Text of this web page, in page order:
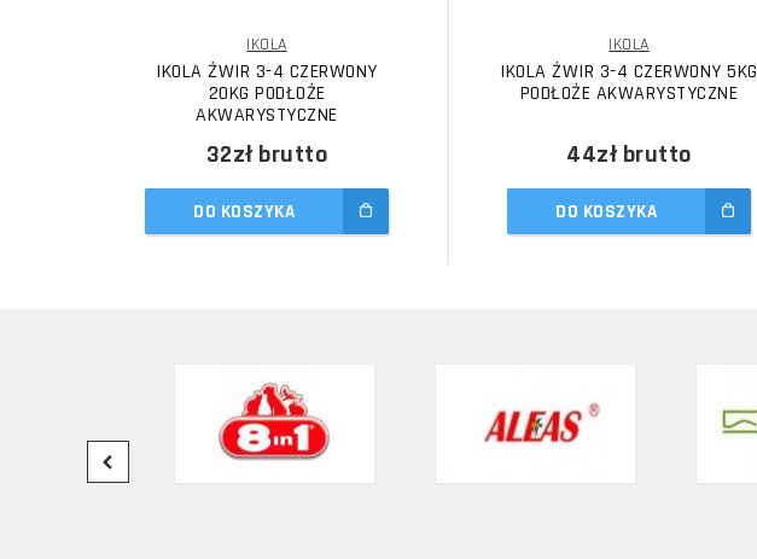
IKOLA
IKOLA ŻWIR 3-4 CZERWONY
20KG PODŁOŻE
AKWARYSTYCZNE
32złbrutto
DO KOSZYKA
IKOLA
IKOLA ŻWIR 3-4 CZERWONY 5KG
PODŁOŻE AKWARYSTYCZNE
44złbrutto
DO KOSZYKA